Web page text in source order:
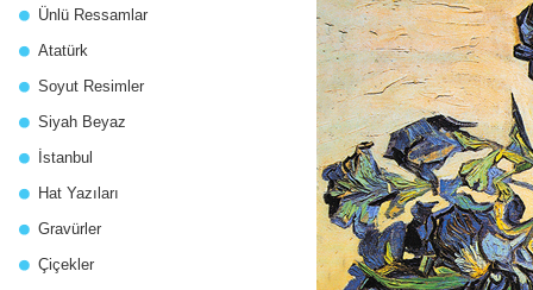
Ünlü Ressamlar
Atatürk
Soyut Resimler
Siyah Beyaz
İstanbul
Hat Yazıları
Gravürler
Çiçekler